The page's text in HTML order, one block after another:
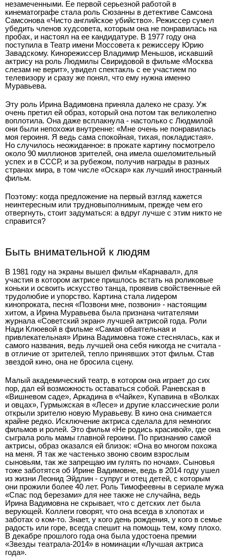
незамеченными. Ее первой серьезной работой в
кинематографе стала роль Сюзанны в детективе Самсона
Самсонова «Чисто английское убийство». Режиссер сумел
убедить членов худсовета, которым она не понравилась на
пробах, и настоял на ее кандидатуре. В 1977 году она
поступила в Театр имени Моссовета к режиссеру Юрию
Завадскому. Кинорежиссер Владимир Меньшов, искавший
актрису на роль Людмилы Свиридовой в фильме «Москва
слезам не верит», увидел спектакль с ее участием по
телевизору и сразу же понял, что ему нужна именно
Муравьева.
Эту роль Ирина Вадимовна приняла далеко не сразу. Уж
очень претил ей образ, который она потом так великолепно
воплотила. Она даже всплакнула - настолько с Людмилой
они были непохожи внутренне: «Мне очень не понравилась
моя героиня. Я ведь сама спокойная, тихая, покладистая».
Но случилось неожиданное: в прокате картину посмотрело
около 90 миллионов зрителей, она имела ошеломительный
успех и в СССР, и за рубежом, получив награды в разных
странах мира, в том числе «Оскар» как лучший иностранный
фильм.
Поэтому: когда предложение на первый взгляд кажется
неинтересным или трудновыполнимым, прежде чем его
отвергнуть, стоит задуматься: а вдруг лучше с этим никто не
справится?
Быть внимательной к людям
В 1981 году на экраны вышел фильм «Карнавал», для
участия в котором актрисе пришлось встать на роликовые
коньки и освоить искусство танца, проявив свойственные ей
трудолюбие и упорство. Картина стала лидером
кинопроката, песня «Позвони мне, позвони» - настоящим
хитом, а Ирина Муравьева была признана читателями
журнала «Советский экран» лучшей актрисой года. Роли
Нади Клюевой в фильме «Самая обаятельная и
привлекательная» Ирина Вадимовна тоже стеснялась, как и
самого названия, ведь лучшей она себя никогда не считала -
в отличие от зрителей, тепло принявших этот фильм. Став
звездой кино, она не бросила сцену.
Малый академический театр, в котором она играет до сих
пор, дал ей возможность оставаться собой. Раневская в
«Вишневом саде», Аркадина в «Чайке», Купавина в «Волках
и овцах», Гурмыжская в «Лесе» и другие классические роли
открыли зрителю новую Муравьеву. В кино она снимается
крайне редко. Исключение актриса сделала для немногих
фильмов и ролей. Это фильм «Не родись красивой», где она
сыграла роль мамы главной героини. По признанию самой
актрисы, образ оказался ей близок: «Она во многом похожа
на меня. Я так же частенько звоню своим взрослым
сыновьям, так же запрещаю им гулять по ночам». Сыновья
тоже заботятся об Ирине Вадимовне, ведь в 2014 году ушел
из жизни Леонид Эйдлин - супруг и отец детей, с которым
они прожили более 40 лет. Роль Тимофеевны в сериале мужа
«Спас под березами» для нее также не случайна, ведь
Ирина Вадимовна не скрывает, что с детских лет была
верующей. Коллеги говорят, что она всегда в хлопотах и
заботах о ком-то. Знает, у кого день рождения, у кого в семье
радость или горе, всегда спешит на помощь тем, кому плохо.
В декабре прошлого года она была удостоена премии
«Звезды театрала-2014» в номинации «Лучшая актриса
года».